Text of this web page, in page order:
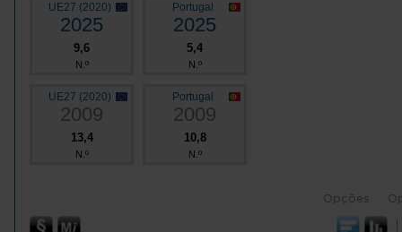
UE27 (2020)
2025
9,6
N.º
Portugal
2025
5,4
N.º
UE27 (2020)
2009
13,4
N.º
Portugal
2009
10,8
N.º
Opções